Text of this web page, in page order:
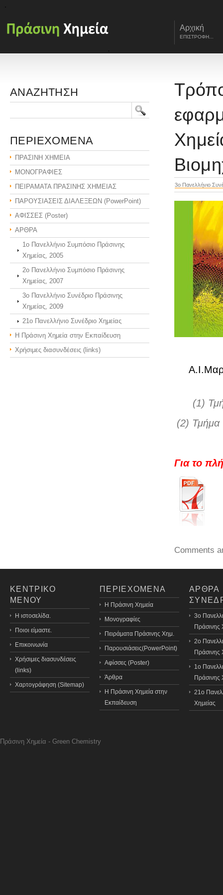
Αρχική
ΕΠΙΣΤΡΟΦΗ...
3o Πανελλήνιο
(1)
(2) Τμήμα
Για το
Comments
ΑΝΑΖΗΤΗΣΗ
ΠΕΡΙΕΧΟΜΕΝΑ
ΠΡΑΣΙΝΗ ΧΗΜΕΙΑ
ΜΟΝΟΓΡΑΦΙΕΣ
ΠΕΙΡΑΜΑΤΑ ΠΡΑΣΙΝΗΣ ΧΗΜΕΙΑΣ
ΠΑΡΟΥΣΙΑΣΕΙΣ ΔΙΑΛΕΞΕΩΝ (PowerPoint)
ΑΦΙΣΣΕΣ (Poster)
ΑΡΘΡΑ
1ο Πανελλήνιο Συμπόσιο Πράσινης
Χημείας, 2005
2ο Πανελλήνιο Συμπόσιο Πράσινης
Χημείας, 2007
3o Πανελλήνιο Συνέδριο Πράσινης
Χημείας, 2009
21o Πανελλήνιο Συνέδριο Χημείας
Η Πράσινη Χημεία στην Εκπαίδευση
Χρήσιμες διασυνδέσεις (links)
ΚΕΝΤΡΙΚΟ
ΜΕΝΟΥ
Η ιστοσελίδα.
Ποιοι είμαστε.
Επικοινωνία
Χρήσιμες διασυνδέσεις
(links)
Χαρτογράφηση (Sitemap)
ΠΕΡΙΕΧΟΜΕΝΑ
H Πράσινη Χημεία
Μονογραφίες
Πειράματα Πράσινης Χημ.
Παρουσιάσεις(PowerPoint)
Αφίσσες (Poster)
Άρθρα
Η Πράσινη Χημεία στην
Εκπαίδευση
ΑΡΘΡΑ
3o
Πράσινης
2ο
Πράσινης
1ο
Πράσινης
21o
Χημείας
Πράσινη Χημεία - Green Chemistry